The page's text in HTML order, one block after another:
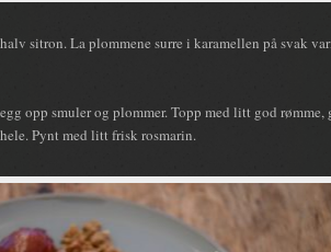
sitron. La plommene surre i karamellen på svak
opp smuler og plommer. Topp med litt god
Pynt med litt frisk rosmarin.